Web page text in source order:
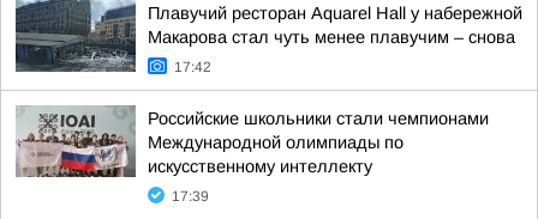
Плавучий ресторан Aquarel Hall у набережной
Макарова стал чуть менее плавучим – снова
17:42
Российские школьники стали чемпионами
Международной олимпиады по
искусственному интеллекту
17:39